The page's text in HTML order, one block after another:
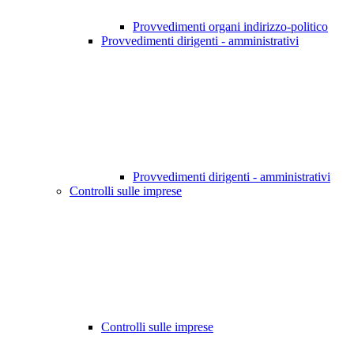
Provvedimenti organi indirizzo-politico
Provvedimenti dirigenti - amministrativi
Provvedimenti dirigenti - amministrativi
Controlli sulle imprese
Controlli sulle imprese